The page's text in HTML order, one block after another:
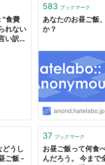
"食費
れない
い訳。
583 ブックマーク
あなたのお昼ご飯
か？
anond.hatelabo.jp
どうし
ご飯 -
37 ブックマーク
お昼ご飯って何食
んだろう。 今まで